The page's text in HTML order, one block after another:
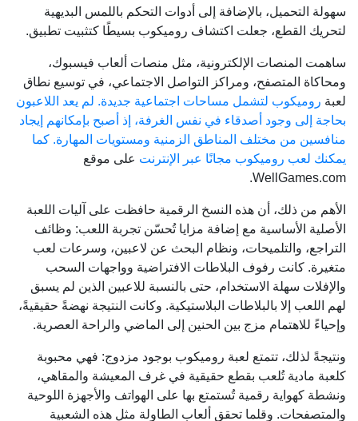
سهولة التحميل، بالإضافة إلى أدوات التحكم باللمس البديهية
لتحريك القطع، جعلت اكتشاف روميكوب بسيطًا كتثبيت تطبيق.
ساهمت المنصات الإلكترونية، مثل منصات ألعاب فيسبوك،
ومحاكاة المتصفح، ومراكز التواصل الاجتماعي، في توسيع نطاق
لعبة روميكوب لتشمل مساحات اجتماعية جديدة. لم يعد اللاعبون
بحاجة إلى وجود أصدقاء في نفس الغرفة، إذ أصبح بإمكانهم إيجاد
منافسين من مختلف المناطق الزمنية ومستويات المهارة. كما
يمكنك لعب روميكوب مجانًا عبر الإنترنت على موقع
WellGames.com.
الأهم من ذلك، أن هذه النسخ الرقمية حافظت على آليات اللعبة
الأصلية الأساسية مع إضافة مزايا تُحسّن تجربة اللعب: وظائف
التراجع، والتلميحات، ونظام البحث عن لاعبين، وسرعات لعب
متغيرة. كانت رفوف البلاطات الافتراضية وواجهات السحب
والإفلات سهلة الاستخدام، حتى بالنسبة للاعبين الذين لم يسبق
لهم اللعب إلا بالبلاطات البلاستيكية. وكانت النتيجة نهضةً حقيقيةً،
وإحياءً للاهتمام مزج بين الحنين إلى الماضي والراحة العصرية.
ونتيجةً لذلك، تتمتع لعبة روميكوب بوجود مزدوج: فهي محبوبة
كلعبة مادية تُلعب بقطع حقيقية في غرف المعيشة والمقاهي،
ونشطة كهواية رقمية تُستمتع بها على الهواتف والأجهزة اللوحية
والمتصفحات. وقلما تحقق ألعاب الطاولة مثل هذه الشعبية